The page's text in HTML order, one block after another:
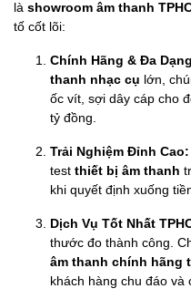
là showroom âm thanh
tố cốt lõi:
Chính Hãng & Đa
thanh nhạc cụ lớn,
ốc vít, sợi dây cáp cho
tỷ đồng.
Trải Nghiệm Đỉnh Cao:
test thiết bị âm thanh
khi quyết định xuống
Dịch Vụ Tốt Nhất
thước đo thành công.
âm thanh chính hãng
khách hàng chu đáo và